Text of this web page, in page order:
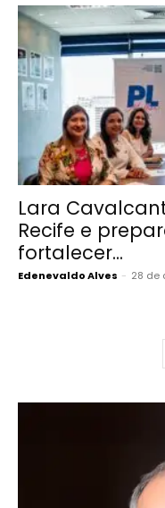
Lara
Recife e
fortalecer...
Edenevaldo Alves - 28 de